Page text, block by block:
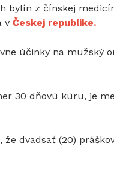
bylín z čínskej
v Českej republike.
účinky na mužský
30 dňovú kúru, je
dvadsať (20)